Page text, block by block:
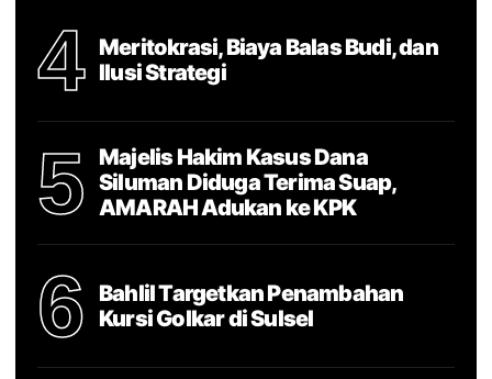
4
Meritokrasi, Biaya Balas Budi, dan
Ilusi Strategi
5
Majelis Hakim Kasus Dana
Siluman Diduga Terima Suap,
AMARAH Adukan ke KPK
6
Bahlil Targetkan Penambahan
Kursi Golkar di Sulsel